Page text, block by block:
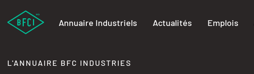
Annuaire Industriels Actualités Emplois
L'ANNUAIRE BFC INDUSTRIES